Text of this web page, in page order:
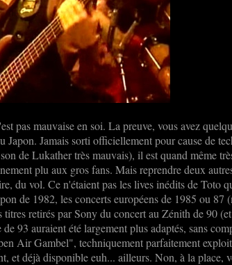
pas mauvaise en soi. La preuve, vous avez
Japon. Jamais sorti officiellement pour cause de
de Lukather très mauvais), il est quand même
plu aux gros fans. Mais reprendre deux
du vol. Ce n'étaient pas les lives inédits de Toto
de 1982, les concerts européens de 1985 ou 87
titres retirés par Sony du concert au Zénith de 90
93 auraient été largement plus adaptés, sans
Air Gambel", techniquement parfaitement
et déjà disponible euh... ailleurs. Non, à la place,